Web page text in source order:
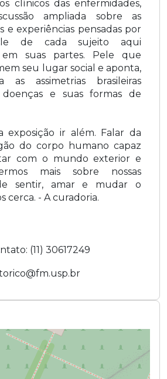
clínicos das enfermidades,
ampliada sobre as
e experiências pensadas por
de cada sujeito aqui
em suas partes. Pele que
seu lugar social e aponta,
as assimetrias brasileiras
doenças e suas formas de
exposição ir além. Falar da
do corpo humano capaz
com o mundo exterior e
mais sobre nossas
sentir, amar e mudar o
cerca. - A curadoria.
(11) 30617249